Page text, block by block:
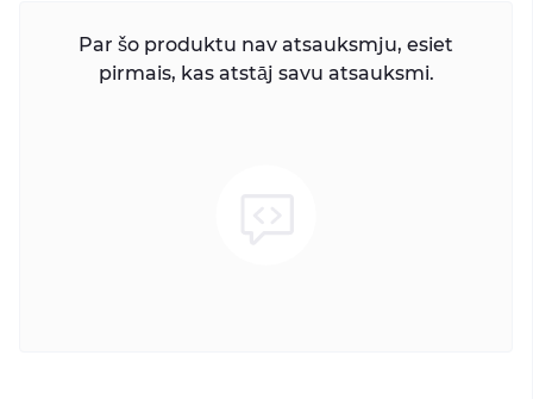
Par šo produktu nav atsauksmju, esiet
pirmais, kas atstāj savu atsauksmi.